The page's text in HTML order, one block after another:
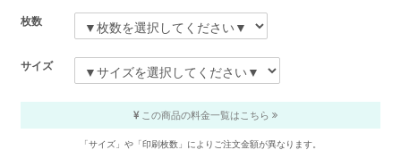
枚数
サイズ
この商品の料金一覧はこちら
「サイズ」や「印刷枚数」によりご注文金額が異なります。